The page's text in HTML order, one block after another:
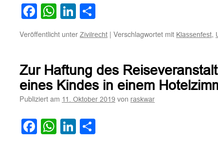
Facebook
WhatsApp
LinkedIn
Veröffentlicht unter Zivilrecht | Verschlagwortet mit Klassenfest,
Zur Haftung des
eines Kindes in einem
Publiziert am 11. Oktober 2019 von raskwar
Facebook
WhatsApp
LinkedIn